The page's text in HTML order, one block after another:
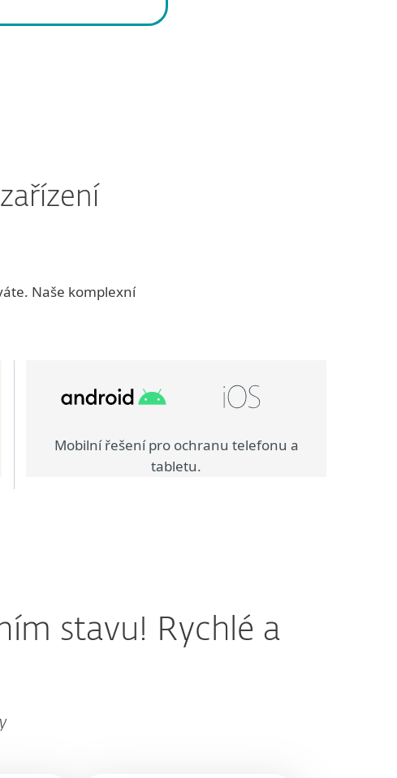
Naše komplexní
Mobilní řešení pro ochranu telefonu a
tabletu.
stavu! Rychlé a